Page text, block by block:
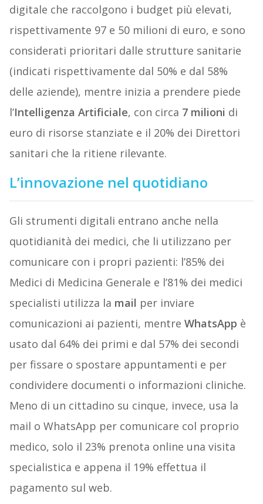
digitale che raccolgono i budget più elevati,
rispettivamente 97 e 50 milioni di euro, e sono
considerati prioritari dalle strutture sanitarie
(indicati rispettivamente dal 50% e dal 58%
delle aziende), mentre inizia a prendere piede
l’Intelligenza Artificiale, con circa 7 milioni di
euro di risorse stanziate e il 20% dei Direttori
sanitari che la ritiene rilevante.
L’innovazione nel quotidiano
Gli strumenti digitali entrano anche nella
quotidianità dei medici, che li utilizzano per
comunicare con i propri pazienti: l’85% dei
Medici di Medicina Generale e l’81% dei medici
specialisti utilizza la mail per inviare
comunicazioni ai pazienti, mentre WhatsApp è
usato dal 64% dei primi e dal 57% dei secondi
per fissare o spostare appuntamenti e per
condividere documenti o informazioni cliniche.
Meno di un cittadino su cinque, invece, usa la
mail o WhatsApp per comunicare col proprio
medico, solo il 23% prenota online una visita
specialistica e appena il 19% effettua il
pagamento sul web.